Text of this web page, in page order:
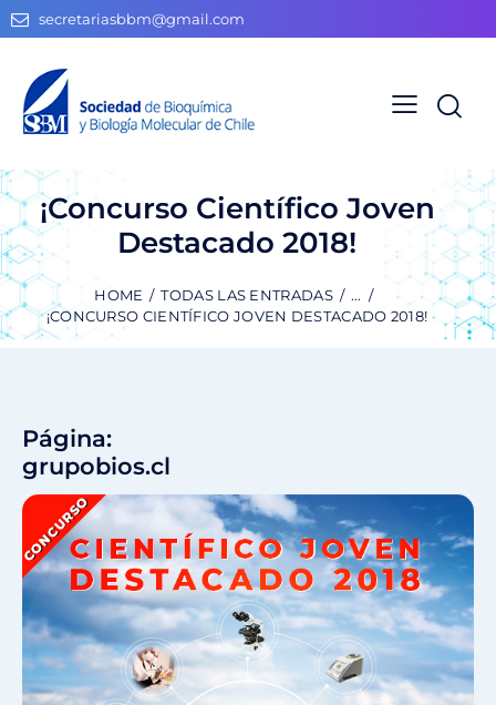
secretariasbbm@gmail.com
¡Concurso Científico Joven
Destacado 2018!
HOME TODAS LAS ENTRADAS
...
¡CONCURSO CIENTÍFICO JOVEN DESTACADO 2018!
Página:
grupobios.cl